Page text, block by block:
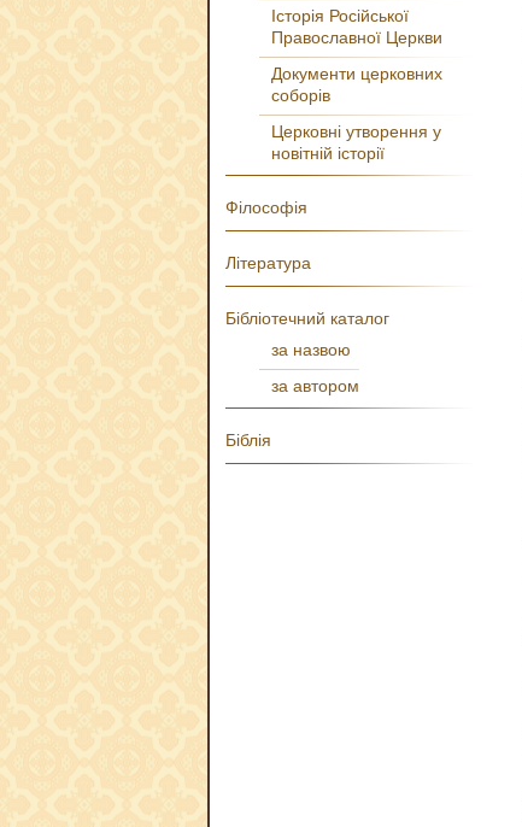
Історія Російської
Православної Церкви
Документи церковних
соборів
Церковні утворення у
новітній історії
Філософія
Література
Бібліотечний каталог
за назвою
за автором
Біблія